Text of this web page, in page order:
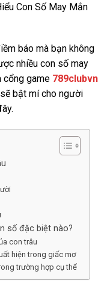
Con Số May Mắn
báo mà bạn không
nhiều con số may
cổng game 789clubvn
bật mí cho người
số đặc biệt nào?
con trâu
hiện trong giấc mơ
trường hợp cụ thể